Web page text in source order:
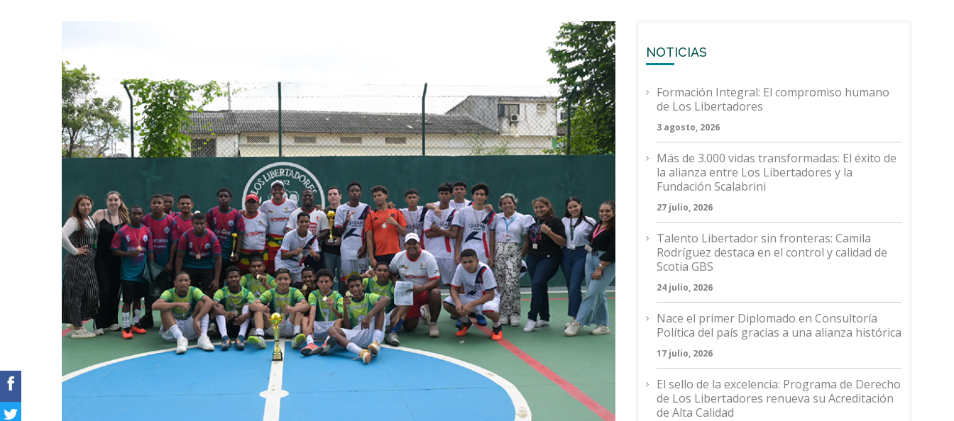
NOTICIAS
Formación Integral: El compromiso humano
de Los Libertadores
3 agosto, 2026
Más de 3.000 vidas transformadas: El éxito de
la alianza entre Los Libertadores y la
Fundación Scalabrini
27 julio, 2026
Talento Libertador sin fronteras: Camila
Rodríguez destaca en el control y calidad de
Scotia GBS
24 julio, 2026
Nace el primer Diplomado en Consultoría
Política del país gracias a una alianza histórica
17 julio, 2026
El sello de la excelencia: Programa de Derecho
de Los Libertadores renueva su Acreditación
de Alta Calidad